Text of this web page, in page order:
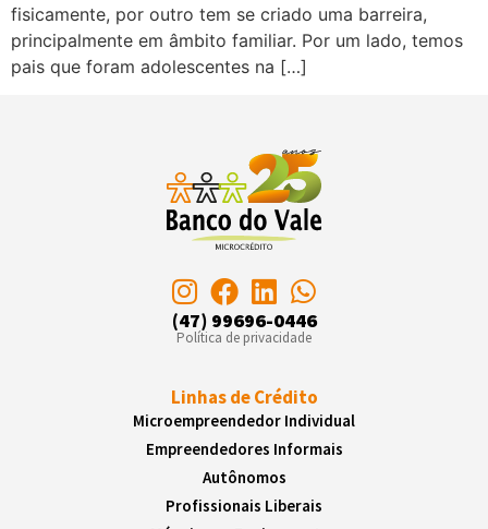
fisicamente, por outro tem se criado uma barreira,
principalmente em âmbito familiar. Por um lado, temos
pais que foram adolescentes na […]
(47) 99696-0446
Política de privacidade
Linhas de Crédito
Microempreendedor Individual
Empreendedores Informais
Autônomos
Profissionais Liberais